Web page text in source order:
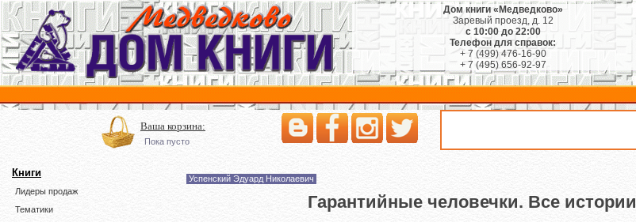
Дом книги «Медведково»
Заревый проезд, д. 12
с 10:00 до 22:00
Телефон для справок:
+ 7 (499) 476-16-90
+ 7 (495) 656-92-97
Ваша корзина:
Пока пусто
Книги
Лидеры продаж
Тематики
Успенский Эдуард Николаевич
Гарантийные человечки. Все истории